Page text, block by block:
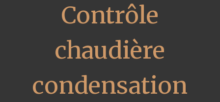
Contrôle
chaudière
condensation